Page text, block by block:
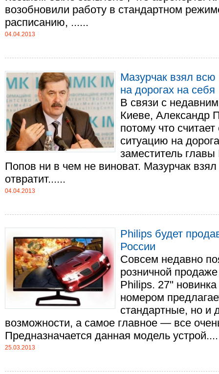
возобновили работу в стандартном
расписанию, ......
04.04.2013
Мазурчак взял всю
на дорогах на себя
В связи с
Киеве, Александр
потому что
ситуацию на
заместитель
Попов ни в чем не виноват. Мазурчак взял
отвратит......
04.04.2013
Philips будет
России
Совсем недавно
розничной
Philips. 27''
номером
стандартные, но и
возможности, а самое главное — все
Предназначается данная модель
25.03.2013